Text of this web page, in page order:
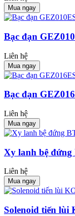
Mua ngay
Bạc đạn
Liên hệ
Mua ngay
Bạc đạn
Liên hệ
Mua ngay
Xy lanh bệ đứng
Liên hệ
Mua ngay
Solenoid tiến lùi